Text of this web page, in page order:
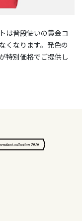
は普段使いの黄金コ
くなります。発色の
特別価格でご提供し